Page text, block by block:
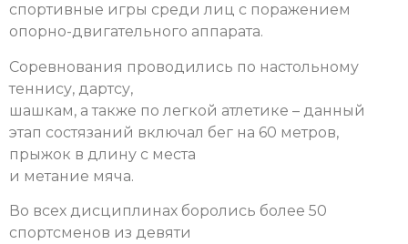
спортивные игры среди лиц с поражением
опорно-двигательного аппарата.
Соревнования проводились по настольному
теннису, дартсу,
шашкам, а также по легкой атлетике – данный
этап состязаний включал бег на 60 метров,
прыжок в длину с места
и метание мяча.
Во всех дисциплинах боролись более 50
спортсменов из девяти